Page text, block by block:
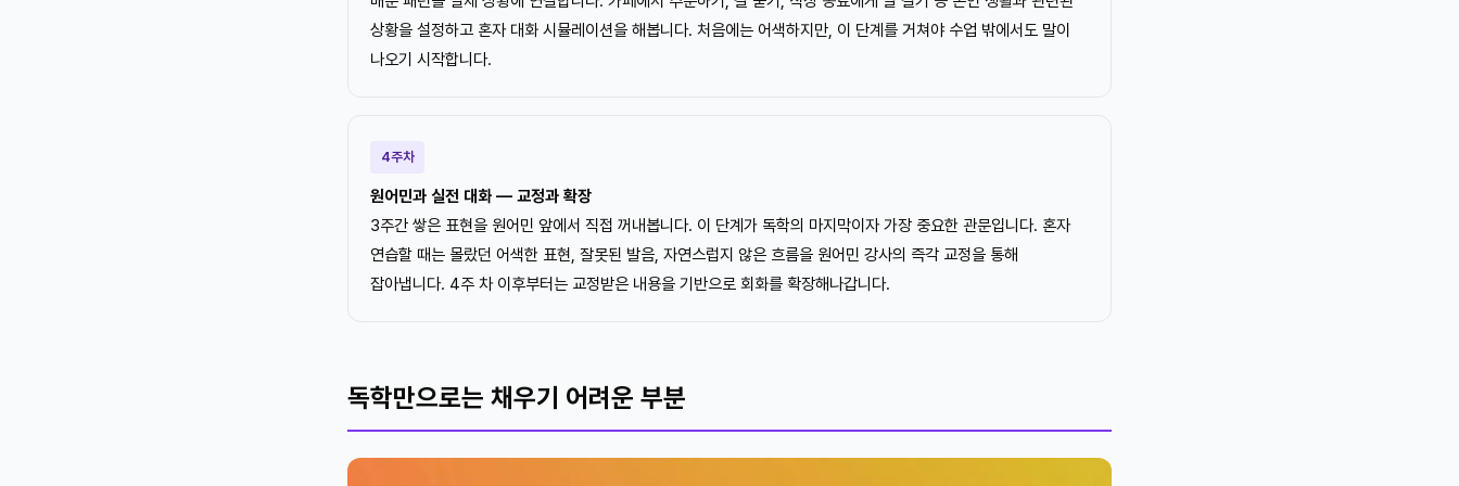
상황을 설정하고 혼자 대화 시뮬레이션을 해봅니다. 처음에는 어색하지만, 이 단계를 거쳐야 수업 밖에서도 말이
나오기 시작합니다.
4주차
원어민과 실전 대화 — 교정과 확장
3주간 쌓은 표현을 원어민 앞에서 직접 꺼내봅니다. 이 단계가 독학의 마지막이자 가장 중요한 관문입니다. 혼자
연습할 때는 몰랐던 어색한 표현, 잘못된 발음, 자연스럽지 않은 흐름을 원어민 강사의 즉각 교정을 통해
잡아냅니다. 4주 차 이후부터는 교정받은 내용을 기반으로 회화를 확장해나갑니다.
독학만으로는 채우기 어려운 부분